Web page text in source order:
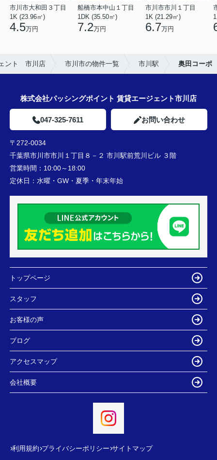
市川市大和田３丁目
1K (23.96㎡)
4.5万円
船橋市本中山１丁目
1DK (35.50㎡)
7.2万円
市川市市川１丁目
1K (21.29㎡)
6.7万円
ント 市川店 市川市の物件一覧 市川駅 奥田コーポ
株式会社パッシングポイント 賃貸エージェント市川店
047-325-7611 お問い合わせ
〒272-0034
千葉県市川市市川１丁目８－２ 市川駅前荒川ビル ３階
営業時間： 10:00～18:00
定休日： 水曜・GW・夏季・年末年始
トップページ
スタッフ
お客様の声
ブログ
アクセスマップ
会社概要
利用規約 プライバシーポリシー サイトマップ